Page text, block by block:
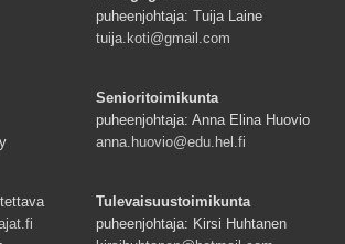
puheenjohtaja: Tuija Laine
tuija.koti@gmail.com
Senioritoimikunta
puheenjohtaja: Anna Elina Huovio
anna.huovio@edu.hel.fi
Tulevaisuustoimikunta
puheenjohtaja: Kirsi Huhtanen